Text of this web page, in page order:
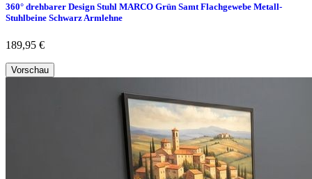
360° drehbarer Design Stuhl MARCO Grün Samt Flachgewebe Metall-
Stuhlbeine Schwarz Armlehne
189,95 €
Vorschau